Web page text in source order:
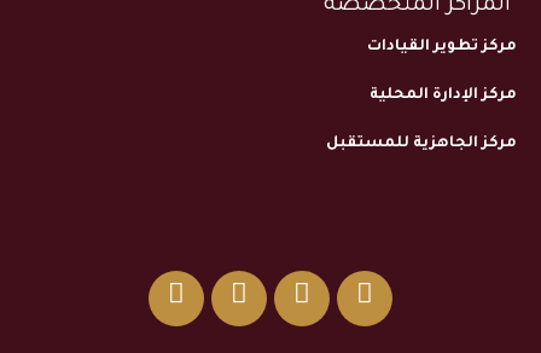
المراكز المتخصصة
مركز تطوير القيادات
مركز الإدارة المحلية
مركز الجاهزية للمستقبل